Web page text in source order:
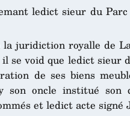
ledict sieur du
juridiction royalle de
se void que ledict sieur
de ses biens
oncle institué son
et ledict acte signé